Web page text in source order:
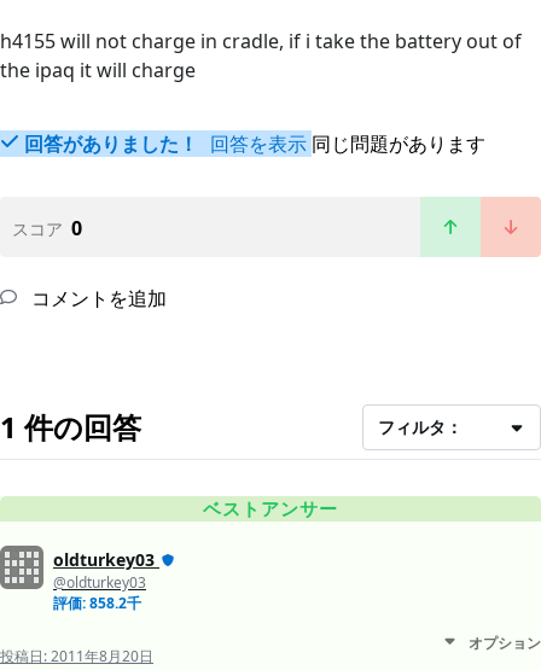
h4155 will not charge in cradle, if i take the battery out of
the ipaq it will charge
回答がありました！ 回答を表示 同じ問題があります
スコア 0
コメントを追加
1 件の回答 フィルタ：
ベストアンサー
oldturkey03
@oldturkey03
評価: 858.2千
投稿日:2011年8月20日
オプション